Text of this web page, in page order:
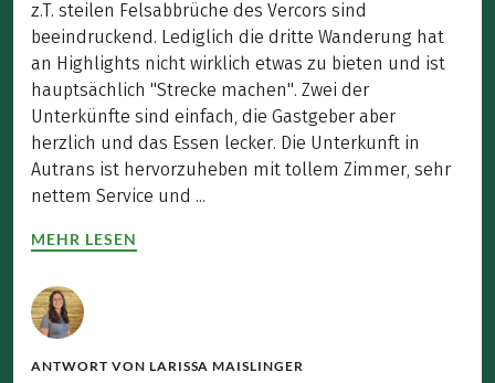
z.T. steilen Felsabbrüche des Vercors sind
beeindruckend. Lediglich die dritte Wanderung hat
an Highlights nicht wirklich etwas zu bieten und ist
hauptsächlich "Strecke machen". Zwei der
Unterkünfte sind einfach, die Gastgeber aber
herzlich und das Essen lecker. Die Unterkunft in
Autrans ist hervorzuheben mit tollem Zimmer, sehr
nettem Service und ...
MEHR LESEN
ANTWORT VON LARISSA MAISLINGER